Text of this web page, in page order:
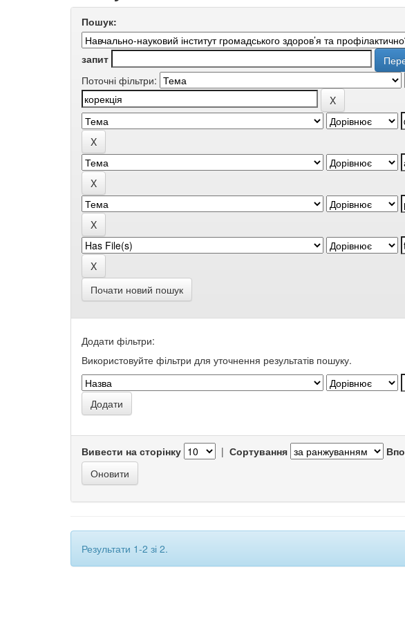
Пошук:
запит
Поточні фільтри:
Почати новий пошук
Додати фільтри:
Використовуйте фільтри для уточнення результатів пошуку.
Вивести на сторінку | Сортування
Результати 1-2 зі 2.